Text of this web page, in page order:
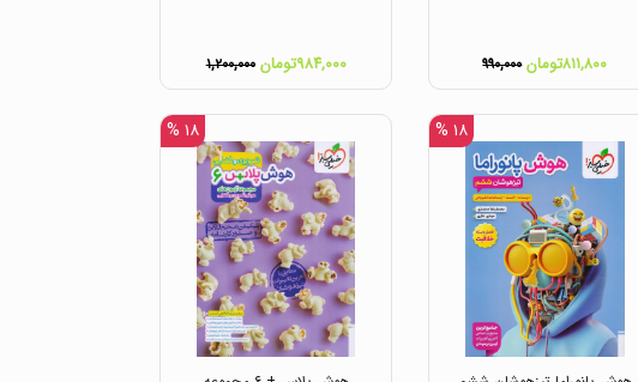
۸۱۱,۸۰۰تومان ۹۹۰,۰۰۰ ۹۸۴,۰۰۰تومان ۱,۲۰۰,۰۰۰
۱۸ % ۱۸ %